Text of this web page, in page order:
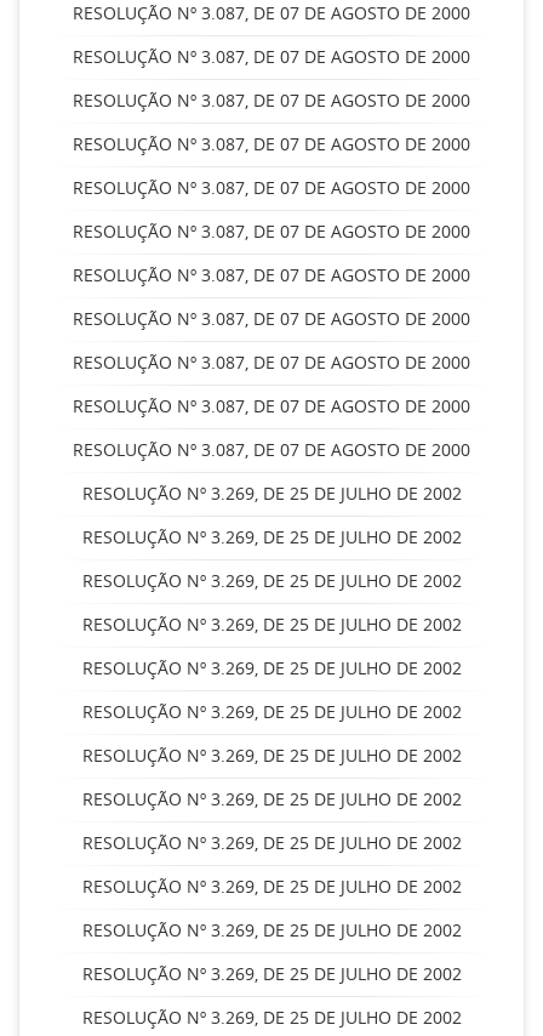
RESOLUÇÃO Nº 3.087, DE 07 DE AGOSTO DE 2000
RESOLUÇÃO Nº 3.087, DE 07 DE AGOSTO DE 2000
RESOLUÇÃO Nº 3.087, DE 07 DE AGOSTO DE 2000
RESOLUÇÃO Nº 3.087, DE 07 DE AGOSTO DE 2000
RESOLUÇÃO Nº 3.087, DE 07 DE AGOSTO DE 2000
RESOLUÇÃO Nº 3.087, DE 07 DE AGOSTO DE 2000
RESOLUÇÃO Nº 3.087, DE 07 DE AGOSTO DE 2000
RESOLUÇÃO Nº 3.087, DE 07 DE AGOSTO DE 2000
RESOLUÇÃO Nº 3.087, DE 07 DE AGOSTO DE 2000
RESOLUÇÃO Nº 3.087, DE 07 DE AGOSTO DE 2000
RESOLUÇÃO Nº 3.087, DE 07 DE AGOSTO DE 2000
RESOLUÇÃO Nº 3.269, DE 25 DE JULHO DE 2002
RESOLUÇÃO Nº 3.269, DE 25 DE JULHO DE 2002
RESOLUÇÃO Nº 3.269, DE 25 DE JULHO DE 2002
RESOLUÇÃO Nº 3.269, DE 25 DE JULHO DE 2002
RESOLUÇÃO Nº 3.269, DE 25 DE JULHO DE 2002
RESOLUÇÃO Nº 3.269, DE 25 DE JULHO DE 2002
RESOLUÇÃO Nº 3.269, DE 25 DE JULHO DE 2002
RESOLUÇÃO Nº 3.269, DE 25 DE JULHO DE 2002
RESOLUÇÃO Nº 3.269, DE 25 DE JULHO DE 2002
RESOLUÇÃO Nº 3.269, DE 25 DE JULHO DE 2002
RESOLUÇÃO Nº 3.269, DE 25 DE JULHO DE 2002
RESOLUÇÃO Nº 3.269, DE 25 DE JULHO DE 2002
RESOLUÇÃO Nº 3.269, DE 25 DE JULHO DE 2002